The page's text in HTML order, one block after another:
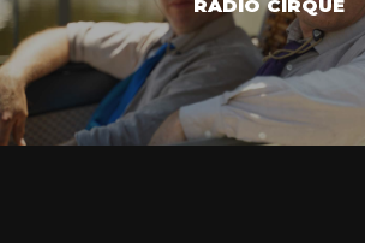
RADIO CIRQUE